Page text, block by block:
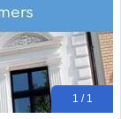
1 / 1